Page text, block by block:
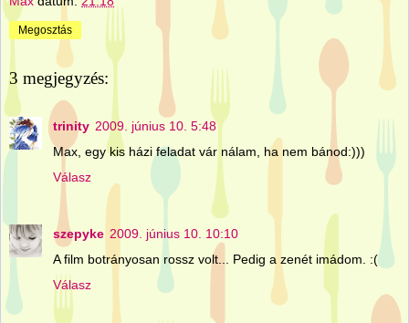
Megosztás
3 megjegyzés:
trinity 2009. június 10. 5:48
Max, egy kis házi feladat vár nálam, ha nem bánod:)))
Válasz
szepyke 2009. június 10. 10:10
A film botrányosan rossz volt... Pedig a zenét imádom. :(
Válasz